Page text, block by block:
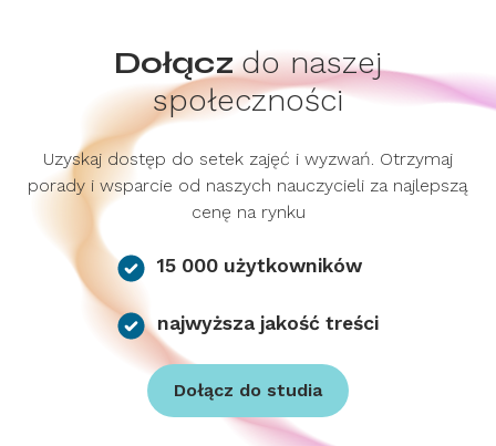
Dołączdo naszej
społeczności
Uzyskaj dostęp do setek zajęć i wyzwań. Otrzymaj
porady i wsparcie od naszych nauczycieli za najlepszą
cenę na rynku
15 000 użytkowników
najwyższa jakość treści
Dołącz do studia